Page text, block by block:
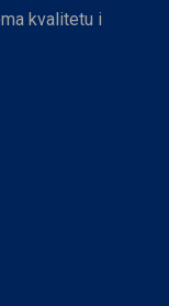
kvalitetu i